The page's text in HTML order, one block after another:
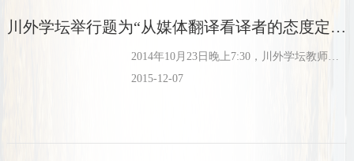
川外学坛举行题为“从媒体翻译看译者的态度定位”的学术报告
2014年10月23日晚上7:30，川外学坛教师讲堂在博文楼六楼报告厅如期举行。
2015-12-07